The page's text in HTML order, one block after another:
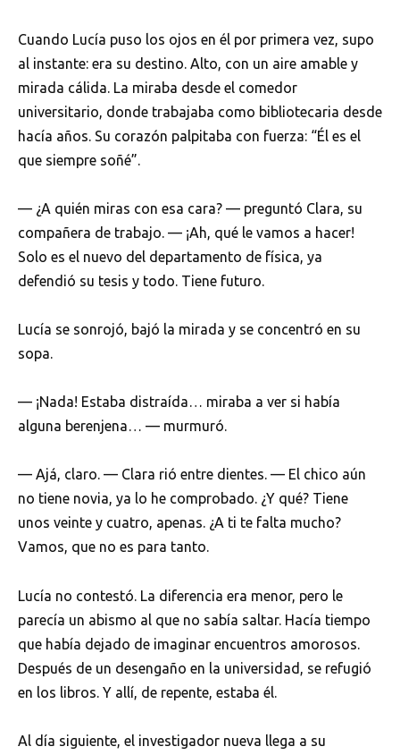
Cuando Lucía puso los ojos en él por primera vez, supo
al instante: era su destino. Alto, con un aire amable y
mirada cálida. La miraba desde el comedor
universitario, donde trabajaba como bibliotecaria desde
hacía años. Su corazón palpitaba con fuerza: “Él es el
que siempre soñé”.
— ¿A quién miras con esa cara? — preguntó Clara, su
compañera de trabajo. — ¡Ah, qué le vamos a hacer!
Solo es el nuevo del departamento de física, ya
defendió su tesis y todo. Tiene futuro.
Lucía se sonrojó, bajó la mirada y se concentró en su
sopa.
— ¡Nada! Estaba distraída… miraba a ver si había
alguna berenjena… — murmuró.
— Ajá, claro. — Clara rió entre dientes. — El chico aún
no tiene novia, ya lo he comprobado. ¿Y qué? Tiene
unos veinte y cuatro, apenas. ¿A ti te falta mucho?
Vamos, que no es para tanto.
Lucía no contestó. La diferencia era menor, pero le
parecía un abismo al que no sabía saltar. Hacía tiempo
que había dejado de imaginar encuentros amorosos.
Después de un desengaño en la universidad, se refugió
en los libros. Y allí, de repente, estaba él.
Al día siguiente, el investigador nueva llega a su